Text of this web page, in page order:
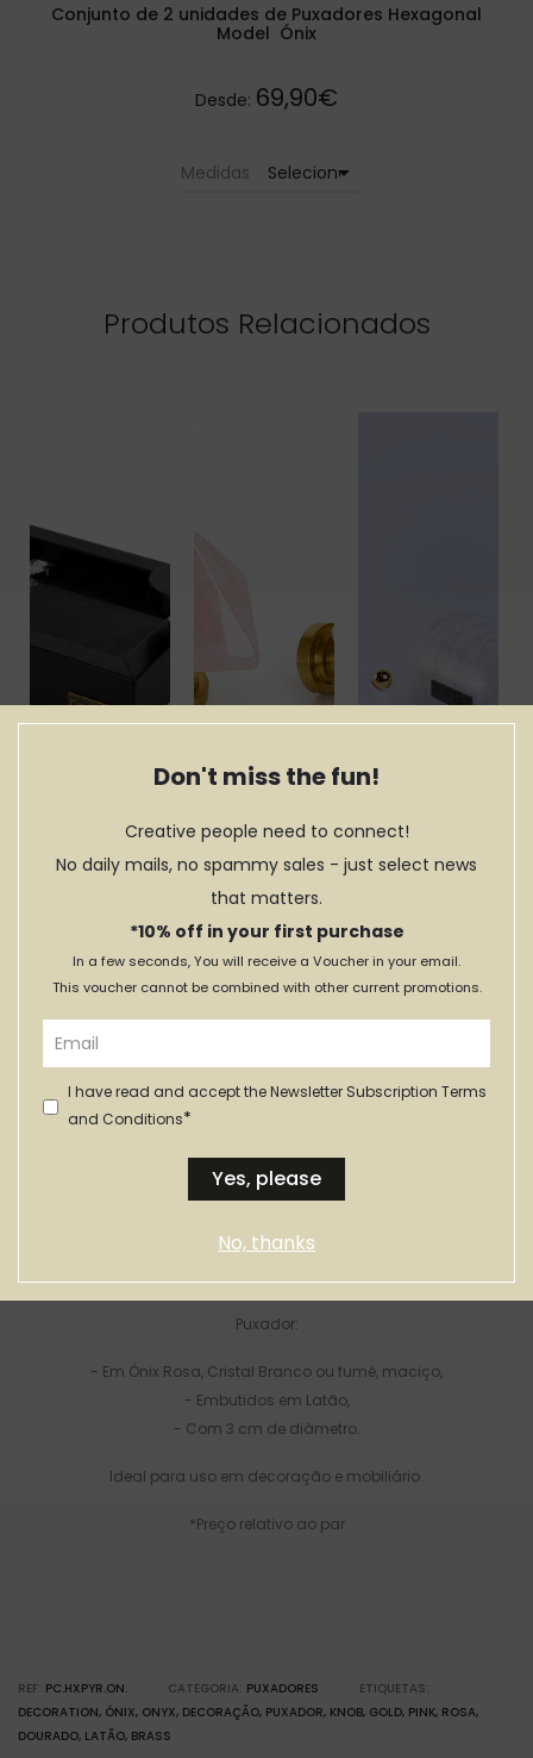
Conjunto de 2 unidades de Puxadores Hexagonal
Model Ónix
Desde: 69,90€
Medidas arrow_drop_down
Produtos Relacionados
Tabuleiro PAPA
Nero Marquina -
XS
278,00€
Par de
Puxadores
Pirâmide Model
Pink
48,90€
PEPA Pig
Informação adicional
Puxador:
- Em Ónix Rosa, Cristal Branco ou fumé, maciço,
- Embutidos em Latão,
- Com 3 cm de diâmetro.
Ideal para uso em decoração e mobiliário.
*Preço relativo ao par
REF: PC.HXPYR.ON. CATEGORIA: PUXADORES
ETIQUETAS:
DECORATION ÓNIX ONYX DECORAÇÃO PUXADOR KNOB GOLD PINK ROSA
DOURADO LATÃO BRASS
Don't miss the fun!
Creative people need to connect!
No daily mails, no spammy sales - just select news
that matters.
*10% off in your first purchase
In a few seconds, You will receive a Voucher in your email.
This voucher cannot be combined with other current promotions.
I have read and accept the Newsletter Subscription Terms
and Conditions*
Yes, please
No, thanks